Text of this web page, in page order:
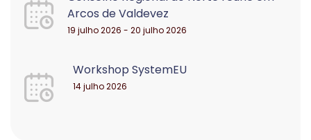
Arcos de Valdevez
19 julho 2026 - 20 julho 2026
Workshop SystemEU
14 julho 2026